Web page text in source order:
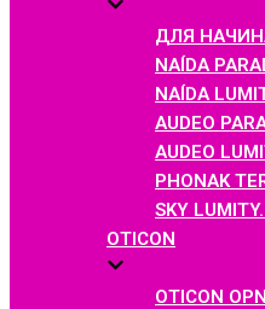
ДЛЯ
NAÍDA
NAÍDA
AUDEO
AUDEO
PHONAK
SKY
OTICON
OTICON OPN